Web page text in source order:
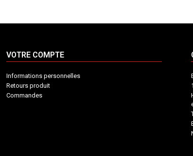
VOTRE COMPTE
Informations personnelles
Retours produit
Commandes